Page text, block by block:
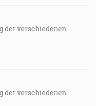
der verschiedenen
der verschiedenen